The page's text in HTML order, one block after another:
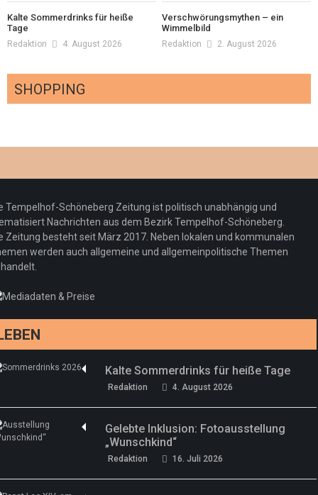
Kalte Sommerdrinks für heiße
Tage
Redaktion 4. August 2026
Verschwörungsmythen – ein
Wimmelbild
Redaktion 2. August 2026
SHOPPING
Redaktion 23. Juli 2026
Pepe Jeans London mit Summer Sale und
neuer Kollektion
Redaktion 19. Juli 2026
Woher kommt der Honig? – Neue EU-
Regeln gelten 14. Juni
drei neue Specials zur Fußball-WM
Tempelhof-Schöneberg Zeitung ist politisch unabhängig und
Nachrichten aus dem Bezirk Tempelhof-Schöneberg.
Zeitung besteht seit März 2017. Neben lokalen und kommunalen
werden auch allgemeine und allgemeinpolitische Themen
Kalte Sommerdrinks für heiße Tage
Redaktion 4. August 2026
Gelebte Inklusion: Fotoausstellung
„Wunschkind“
Redaktion 16. Juli 2026